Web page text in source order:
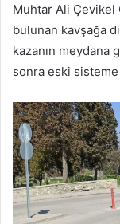
Muhtar Ali Çevikel
bulunan kavşağa
kazanın meydana
sonra eski